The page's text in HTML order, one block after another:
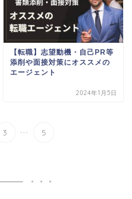
【転職】志望動機・自己PR等
添削や面接対策にオススメの
エージェント
2024年1月5日
3 ... 5